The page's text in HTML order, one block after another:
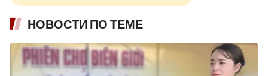
НОВОСТИ ПО ТЕМЕ